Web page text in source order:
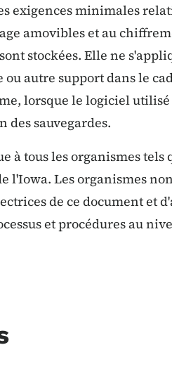
exigences minimales
amovibles et au
stockées. Elle ne
autre support dans le
lorsque le logiciel
des sauvegardes.
à tous les organismes
l'Iowa. Les organismes
de ce document et
et procédures au